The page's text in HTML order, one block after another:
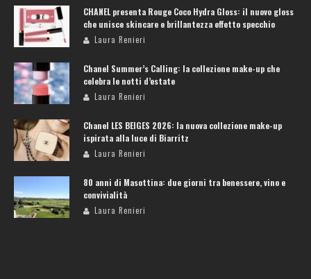
CHANEL presenta Rouge Coco Hydra Gloss: il nuovo gloss
che unisce skincare e brillantezza effetto specchio
Laura Renieri
Chanel Summer’s Calling: la collezione make-up che
celebra le notti d’estate
Laura Renieri
Chanel LES BEIGES 2026: la nuova collezione make-up
ispirata alla luce di Biarritz
Laura Renieri
80 anni di Masottina: due giorni tra benessere, vino e
convivialità
Laura Renieri